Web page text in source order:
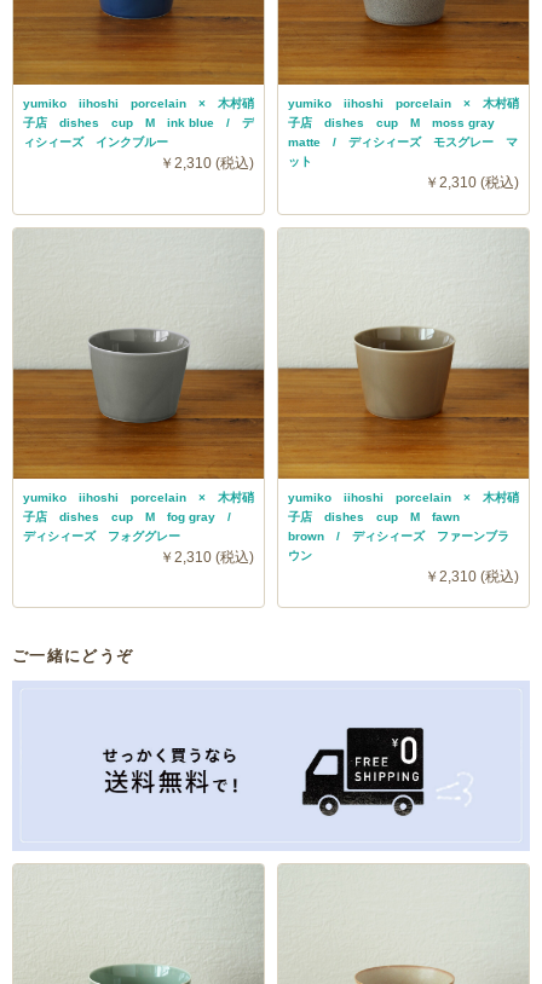
yumiko iihoshi porcelain × 木村硝
子店 dishes cup M ink blue / デ
ィシィーズ インクブルー
￥2,310 (税込)
yumiko iihoshi porcelain × 木村硝
子店 dishes cup M moss gray
matte / ディシィーズ モスグレー マ
ット
￥2,310 (税込)
yumiko iihoshi porcelain × 木村硝
子店 dishes cup M fog gray /
ディシィーズ フォググレー
￥2,310 (税込)
yumiko iihoshi porcelain × 木村硝
子店 dishes cup M fawn
brown / ディシィーズ ファーンブラ
ウン
￥2,310 (税込)
ご一緒にどうぞ